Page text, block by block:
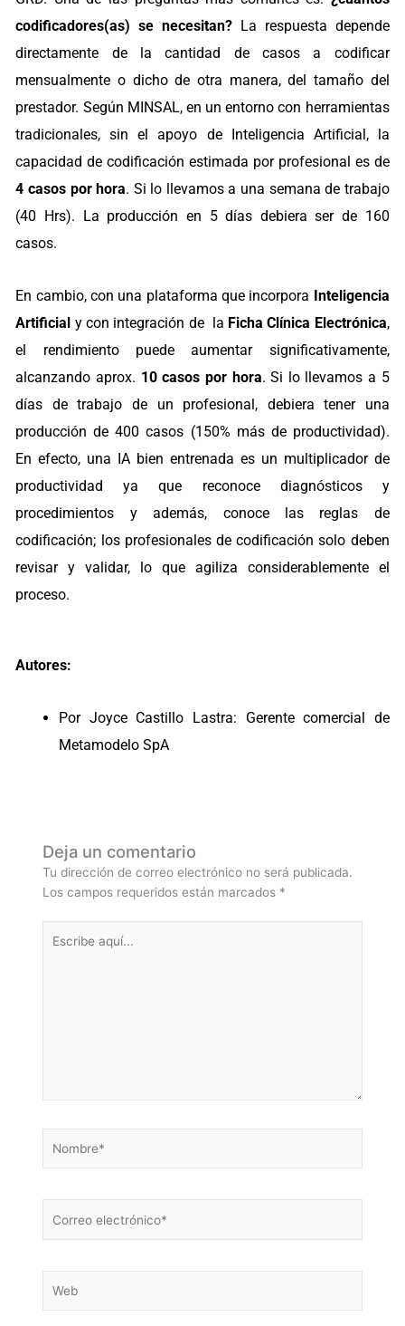
codificadores(as) se necesitan? La respuesta depende
directamente de la cantidad de casos a codificar
mensualmente o dicho de otra manera, del tamaño del
prestador. Según MINSAL, en un entorno con herramientas
tradicionales, sin el apoyo de Inteligencia Artificial, la
capacidad de codificación estimada por profesional es de
4 casos por hora. Si lo llevamos a una semana de trabajo
(40 Hrs). La producción en 5 días debiera ser de 160
casos.
En cambio, con una plataforma que incorpora Inteligencia
Artificial y con integración de la Ficha Clínica Electrónica,
el rendimiento puede aumentar significativamente,
alcanzando aprox. 10 casos por hora. Si lo llevamos a 5
días de trabajo de un profesional, debiera tener una
producción de 400 casos (150% más de productividad).
En efecto, una IA bien entrenada es un multiplicador de
productividad ya que reconoce diagnósticos y
procedimientos y además, conoce las reglas de
codificación; los profesionales de codificación solo deben
revisar y validar, lo que agiliza considerablemente el
proceso.
Autores:
Por Joyce Castillo Lastra: Gerente comercial de
Metamodelo SpA
Deja un comentario
Tu dirección de correo electrónico no será publicada.
Los campos requeridos están marcados *
aquí...
electrónico*